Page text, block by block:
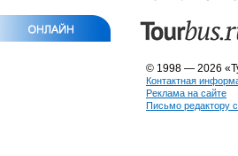
© 1998 — 2026
Контактная
Реклама на сайте
Письмо редактору